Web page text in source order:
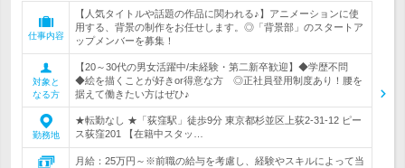
仕事内容
【人気タイトルや話題の作品に関われる♪】アニメーションに使
用する、背景の制作をお任せします。◎「背景部」のスタートア
ップメンバーを募集！
対象と
なる方
【20～30代の男女活躍中/未経験・第二新卒歓迎】◆学歴不問
◆絵を描くことが好きor得意な方 ◎正社員登用制度あり！腰を
据えて働きたい方はぜひ♪
勤務地
★転勤なし ★「荻窪駅」徒歩9分 東京都杉並区上荻2-31-12 ピー
ス荻窪201 【在籍中スタッ…
月給：25万円～※前職の給与を考慮し、経験やスキルによって当